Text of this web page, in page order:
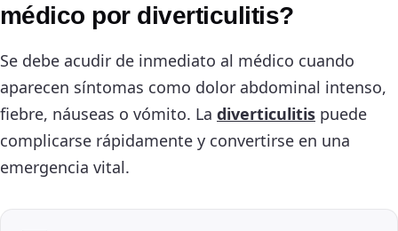
médico por diverticulitis?
Se debe acudir de inmediato al médico cuando
aparecen síntomas como dolor abdominal intenso,
fiebre, náuseas o vómito. La diverticulitis puede
complicarse rápidamente y convertirse en una
emergencia vital.